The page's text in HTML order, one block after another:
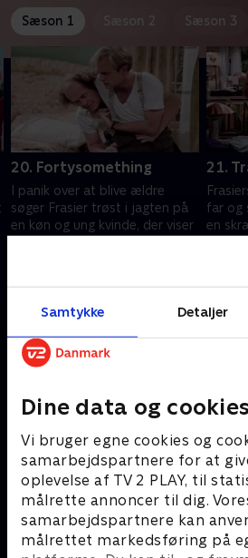
Samtykke Detaljer
Dine data og cookies
Vi bruger egne cookies og
samarbejdspartnere for at
oplevelse af TV 2 PLAY, til
målrette annoncer til dig.
samarbejdspartnere kan
målrettet markedsføring på
Sæson 1 Sæson 2 Sæson 3
20. Fortysomething
I panik over at blive ældre
søger Frasier trøst i jagten på
en køn og ung kvinde, der viser
21.
far og
en
Robssons (dansk tale)
Komedie • 1 sæsoner